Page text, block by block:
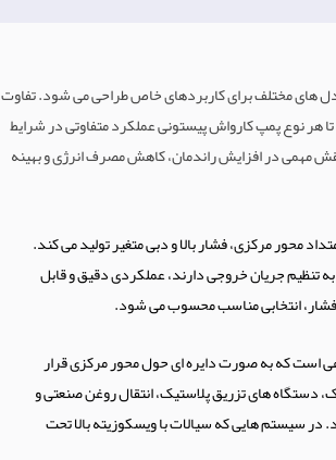
های مختلف برای کاربردهای خاص طراحی می شود. تفاوت
هر نوع پمپ کارواش پیستونی عملکرد متفاوتی در شرایط
مهمی در افزایش راندمان، کاهش مصرف انرژی و بهینه
محور مرکزی، فشار بالا و دبی متغیر تولید می کند.
تنظیم جریان خروجی دارند، عملکردی دقیق و قابل
فشار، انتخابی مناسب محسوب می شود.
است که به صورت دایره ای حول محور مرکزی قرار
دستگاه های تزریق پلاستیک، انتقال روغن صنعتی و
در سیستم هایی که سیالات با ویسکوزیته بالا تحت